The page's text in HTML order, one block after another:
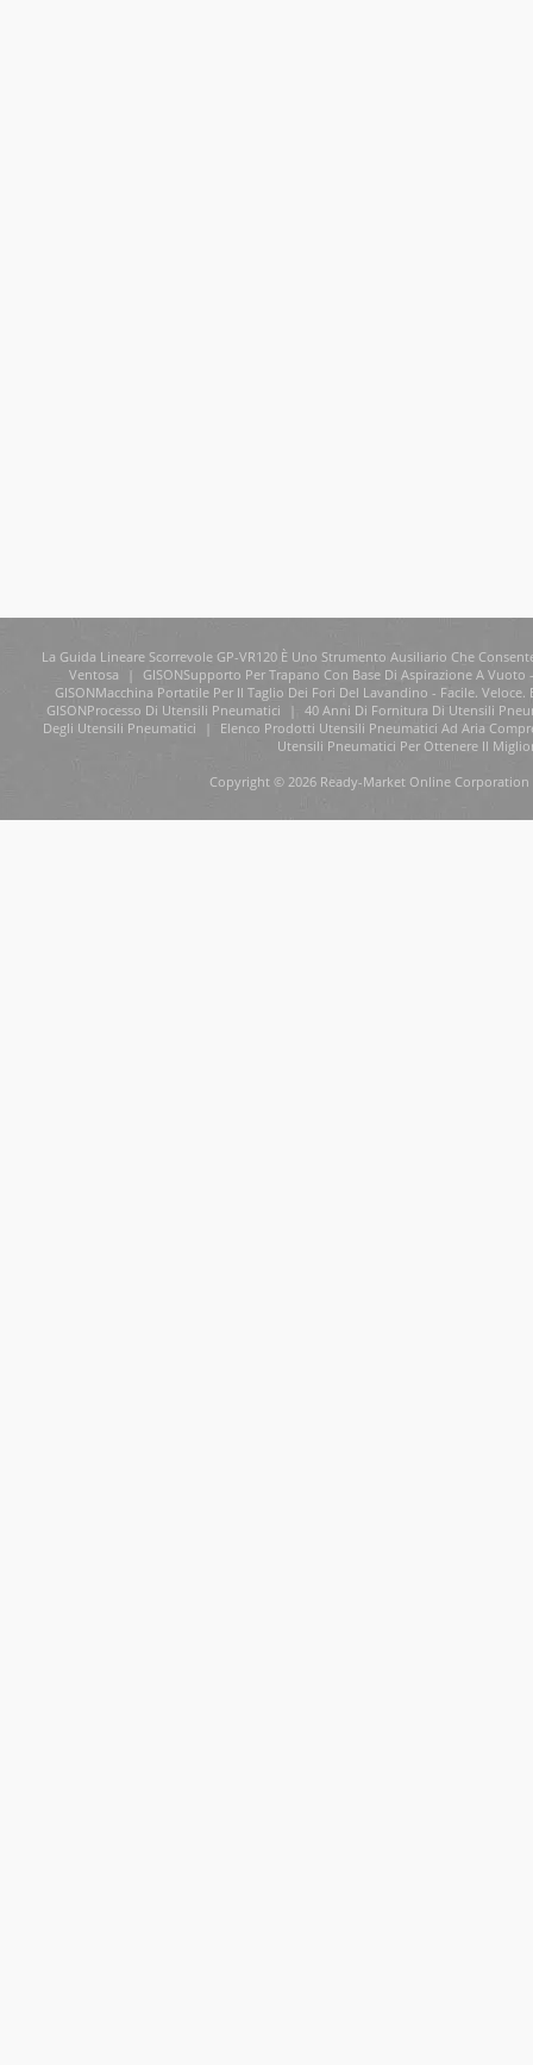
La Guida Lineare Scorrevole GP-VR120 È Uno Strumento Ausiliario Che
Ventosa
|
GISONSupporto Per Trapano Con Base Di Aspirazione A Vuoto
GISONMacchina Portatile Per Il Taglio Dei Fori Del Lavandino - Facile.
GISONProcesso Di Utensili Pneumatici
| 40 Anni Di Fornitura Di Utensili
Degli Utensili Pneumatici
|
Elenco Prodotti Utensili Pneumatici Ad Aria
Utensili Pneumatici Per Ottenere Il
Copyright © 2026 Ready-Market Online